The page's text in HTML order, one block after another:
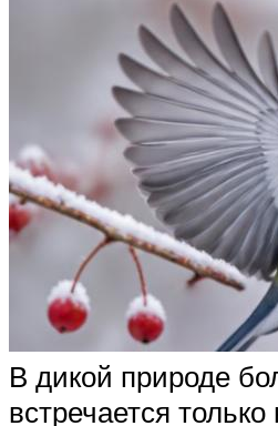
В дикой природе
встречается только